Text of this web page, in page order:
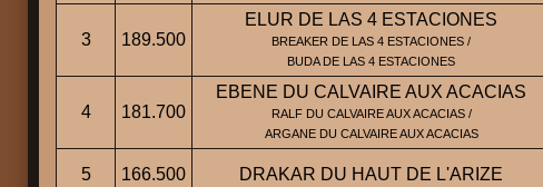
3 189.500
ELUR DE LAS 4 ESTACIONES
BREAKER DE LAS 4 ESTACIONES /
BUDA DE LAS 4 ESTACIONES
4 181.700
EBENE DU CALVAIRE AUX ACACIAS
RALF DU CALVAIRE AUX ACACIAS /
ARGANE DU CALVAIRE AUX ACACIAS
5 166.500 DRAKAR DU HAUT DE L'ARIZE